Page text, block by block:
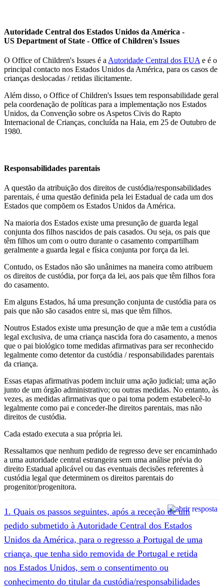
Autoridade Central dos Estados Unidos da América -
US Department of State - Office of Children's Issues
O Office of Children's Issues é a Autoridade Central dos EUA e é o
principal contacto nos Estados Unidos da América, para os casos de
crianças deslocadas / retidas ilicitamente.
Além disso, o Office of Children's Issues tem responsabilidade geral
pela coordenação de políticas para a implementação nos Estados
Unidos, da Convenção sobre os Aspetos Civis do Rapto
Internacional de Crianças, concluída na Haia, em 25 de Outubro de
1980.
Responsabilidades parentais
A questão da atribuição dos direitos de custódia/responsabilidades
parentais, é uma questão definida pela lei Estadual de cada um dos
Estados que compõem os Estados Unidos da América.
Na maioria dos Estados existe uma presunção de guarda legal
conjunta dos filhos nascidos de pais casados. Ou seja, os pais que
têm filhos um com o outro durante o casamento compartilham
geralmente a guarda legal e física conjunta por força da lei.
Contudo, os Estados não são unânimes na maneira como atribuem
os direitos de custódia, por força da lei, aos pais que têm filhos fora
do casamento.
Em alguns Estados, há uma presunção conjunta de custódia para os
pais que não são casados entre si, mas que têm filhos.
Noutros Estados existe uma presunção de que a mãe tem a custódia
legal exclusiva, de uma criança nascida fora do casamento, a menos
que o pai biológico tome medidas afirmativas para ser reconhecido
legalmente como detentor da custódia / responsabilidades parentais
da criança.
Essas etapas afirmativas podem incluir uma ação judicial; uma ação
junto de um órgão administrativo; ou outras medidas. No entanto, às
vezes, as medidas afirmativas que o pai toma podem estabelecê-lo
legalmente como pai e conceder-lhe direitos parentais, mas não
direitos de custódia.
Cada estado executa a sua própria lei.
Ressaltamos que nenhum pedido de regresso deve ser encaminhado
a uma autoridade central estrangeira sem uma análise prévia do
direito Estadual aplicável ou das eventuais decisões referentes à
custódia legal que determinem os direitos parentais do
progenitor/progenitora.
1. Quais os passos seguintes, após a receção de um
pedido submetido à Autoridade Central dos Estados
Unidos da América, para o regresso a Portugal de uma
criança, que tenha sido removida de Portugal e retida
nos Estados Unidos, sem o consentimento ou
conhecimento do titular da custódia/responsabilidades